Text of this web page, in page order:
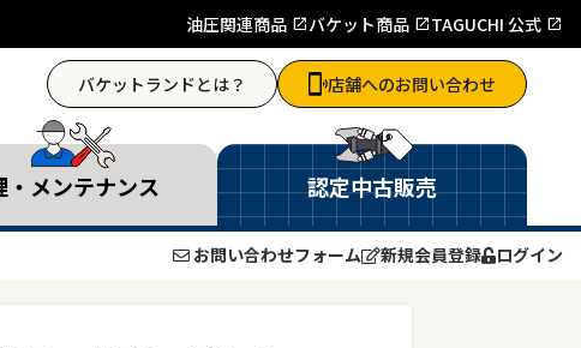
油圧関連商品 バケット商品 TAGUCHI 公式
バケットランドとは？ 店舗へのお問い合わせ
・メンテナンス 認定中古販売
お問い合わせフォーム 新規会員登録 ログイン